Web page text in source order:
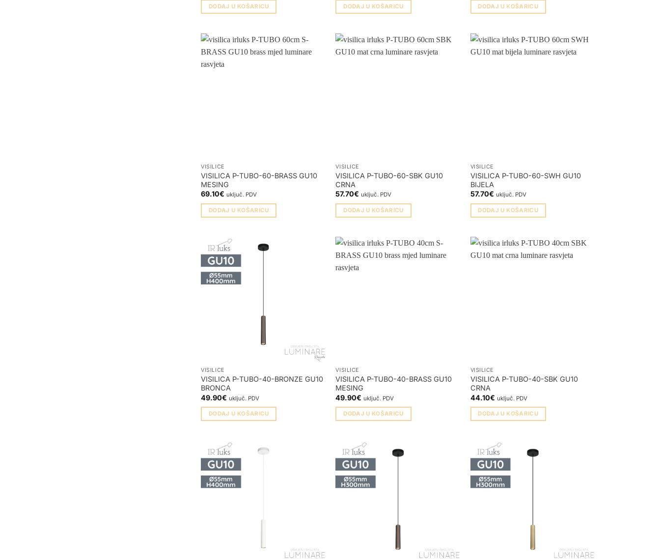
DODAJ U KOŠARICU DODAJ U KOŠARICU DODAJ U KOŠARICU
VISILICE
VISILICA P-TUBO-60-BRASS GU10
MESING
69.10€ uključ. PDV
DODAJ U KOŠARICU
VISILICE
VISILICA P-TUBO-60-SBK GU10
CRNA
57.70€ uključ. PDV
DODAJ U KOŠARICU
VISILICE
VISILICA P-TUBO-60-SWH GU10
BIJELA
57.70€ uključ. PDV
DODAJ U KOŠARICU
VISILICE
VISILICA P-TUBO-40-BRONZE GU10
BRONCA
49.90€ uključ. PDV
DODAJ U KOŠARICU
VISILICE
VISILICA P-TUBO-40-BRASS GU10
MESING
49.90€ uključ. PDV
DODAJ U KOŠARICU
VISILICE
VISILICA P-TUBO-40-SBK GU10
CRNA
44.10€ uključ. PDV
DODAJ U KOŠARICU